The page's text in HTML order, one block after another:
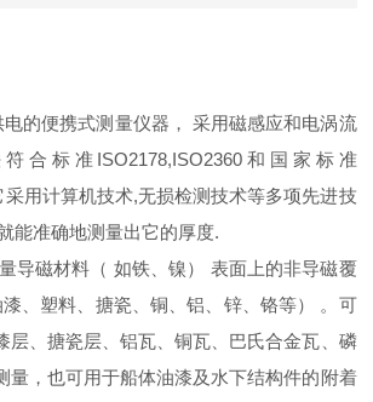
的便携式测量仪器， 采用磁感应和电涡流
合标准ISO2178,ISO2360和国家标准
采用计算机技术,无损检测技术等多项先进技
能准确地测量出它的厚度.
导磁材料（ 如铁、镍） 表面上的非导磁覆
、塑料、搪瓷、铜、铝、锌、铬等） 。可
层、搪瓷层、铝瓦、铜瓦、巴氏合金瓦、磷
量，也可用于船体油漆及水下结构件的附着